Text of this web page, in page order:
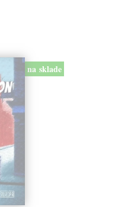
na sklade